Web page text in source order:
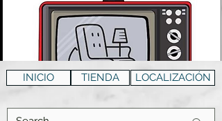
INICIO TIENDA LOCALIZACIÓN